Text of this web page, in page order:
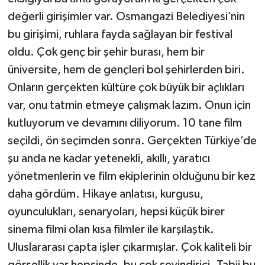
değerli girişimler var. Osmangazi Belediyesi’nin
bu girişimi, ruhlara fayda sağlayan bir festival
oldu. Çok genç bir şehir burası, hem bir
üniversite, hem de gençleri bol şehirlerden biri.
Onların gerçekten kültüre çok büyük bir açlıkları
var, onu tatmin etmeye çalışmak lazım. Onun için
kutluyorum ve devamını diliyorum. 10 tane film
seçildi, ön seçimden sonra. Gerçekten Türkiye’de
şu anda ne kadar yetenekli, akıllı, yaratıcı
yönetmenlerin ve film ekiplerinin olduğunu bir kez
daha gördüm. Hikaye anlatısı, kurgusu,
oyunculukları, senaryoları, hepsi küçük birer
sinema filmi olan kısa filmler ile karşılaştık.
Uluslararası çapta işler çıkarmışlar. Çok kaliteli bir